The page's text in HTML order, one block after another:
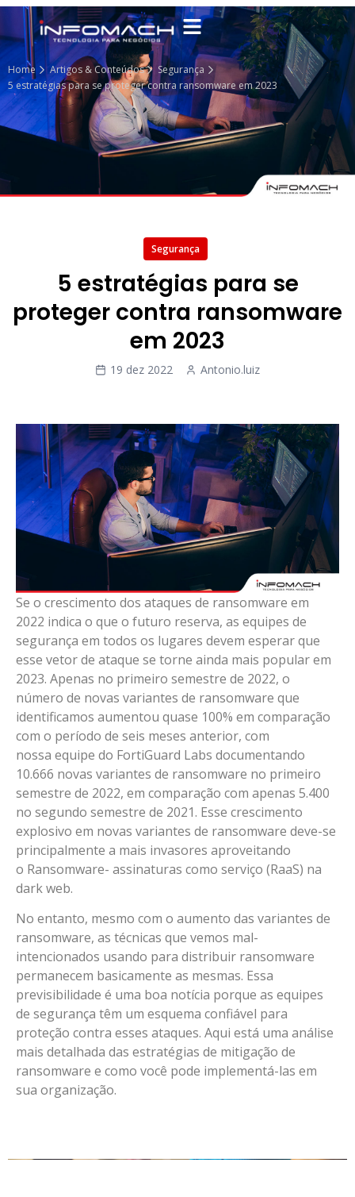
Home Artigos & Conteúdos
Segurança
5 estratégias para se proteger contra ransomware em 2023
Segurança
5 estratégias para se
proteger contra ransomware
em 2023
19 dez 2022 Antonio.luiz
Se o crescimento dos ataques de ransomware em
2022 indica o que o futuro reserva, as equipes de
segurança em todos os lugares devem esperar que
esse vetor de ataque se torne ainda mais popular em
2023. Apenas no primeiro semestre de 2022, o
número de novas variantes de ransomware que
identificamos aumentou quase 100% em comparação
com o período de seis meses anterior, com
nossa equipe do FortiGuard Labs documentando
10.666 novas variantes de ransomware no primeiro
semestre de 2022, em comparação com apenas 5.400
no segundo semestre de 2021. Esse crescimento
explosivo em novas variantes de ransomware deve-se
principalmente a mais invasores aproveitando
o Ransomware- assinaturas como serviço (RaaS) na
dark web.
No entanto, mesmo com o aumento das variantes de
ransomware, as técnicas que vemos mal-
intencionados usando para distribuir ransomware
permanecem basicamente as mesmas. Essa
previsibilidade é uma boa notícia porque as equipes
de segurança têm um esquema confiável para
proteção contra esses ataques. Aqui está uma análise
mais detalhada das estratégias de mitigação de
ransomware e como você pode implementá-las em
sua organização.